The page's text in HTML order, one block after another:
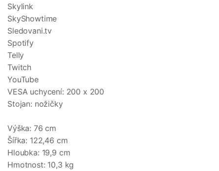
Skylink
SkyShowtime
Sledovani.tv
Spotify
Telly
Twitch
YouTube
VESA uchycení: 200 x 200
Stojan: nožičky
Výška: 76 cm
Šířka: 122,46 cm
Hloubka: 19,9 cm
Hmotnost: 10,3 kg